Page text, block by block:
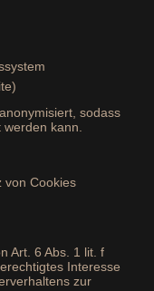
sodass
kann.
von Cookies
Art. 6 Abs. 1 lit. f
Interesse
zur